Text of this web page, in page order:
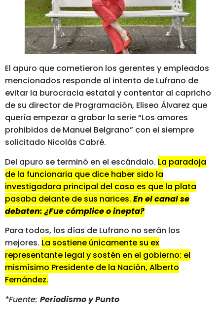
El apuro que cometieron los gerentes y empleados
mencionados responde al intento de Lufrano de
evitar la burocracia estatal y contentar al capricho
de su director de Programación, Eliseo Álvarez que
quería empezar a grabar la serie “Los amores
prohibidos de Manuel Belgrano” con el siempre
solicitado Nicolás Cabré.
Del apuro se terminó en el escándalo. La paradoja
de la funcionaria que dice haber sido la
investigadora principal del caso es que la plata
pasaba delante de sus narices. En el canal se
debaten: ¿Fue cómplice o inepta?
Para todos, los días de Lufrano no serán los
mejores. La sostiene únicamente su ex
representante legal y sostén en el gobierno: el
mismísimo Presidente de la Nación, Alberto
Fernández.
*Fuente: Periodismo y Punto